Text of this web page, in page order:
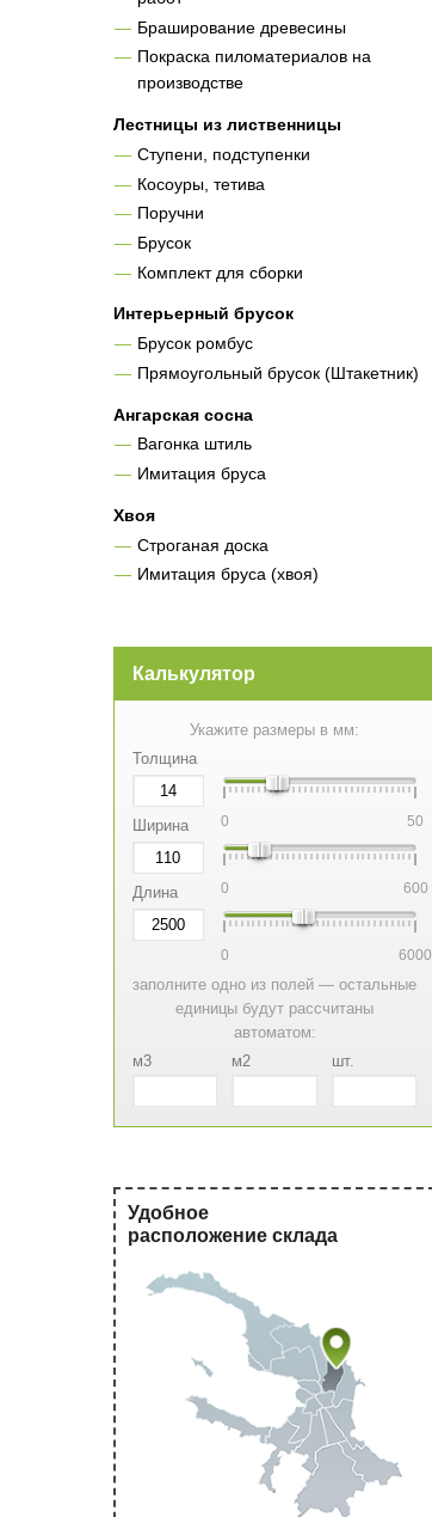
Браширование древесины
Покраска пиломатериалов на
производстве
Лестницы из лиственницы
Ступени, подступенки
Косоуры, тетива
Поручни
Брусок
Комплект для сборки
Интерьерный брусок
Брусок ромбус
Прямоугольный брусок (Штакетник)
Ангарская сосна
Вагонка штиль
Имитация бруса
Хвоя
Строганая доска
Имитация бруса (хвоя)
Калькулятор
Укажите размеры в мм:
Толщина
0 50
Ширина
0 600
Длина
0 6000
заполните одно из полей — остальные
единицы будут рассчитаны
автоматом:
м3
м2 шт.
Удобное
расположение склада